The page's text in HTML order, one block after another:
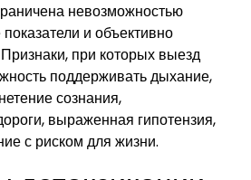
невозможностью
и объективно
при которых выезд
поддерживать дыхание,
сознания,
выраженная гипотензия,
с риском для жизни.